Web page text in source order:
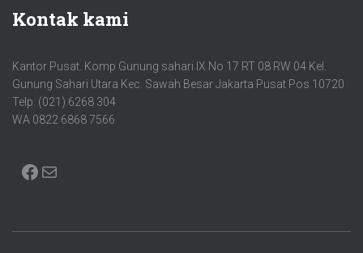
Kontak kami
Kantor Pusat. Komp Gunung sahari IX No 17 RT 08 RW 04 Kel.
Gunung Sahari Utara Kec. Sawah Besar Jakarta Pusat Pos 10720
Telp: (021) 6268 304
WA 0822 6868 7566
FACEBOOK